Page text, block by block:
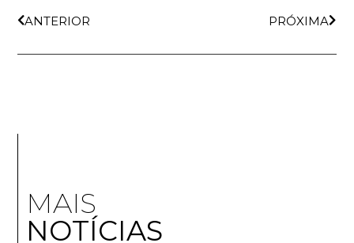
ANTERIOR PRÓXIMA
MAIS
NOTÍCIAS